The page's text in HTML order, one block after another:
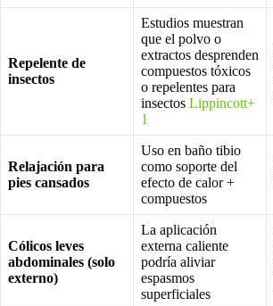
Repelente de
insectos
Estudios muestran
que el polvo o
extractos desprenden
compuestos tóxicos
o repelentes para
insectos Lippincott+
1
Relajación para
pies cansados
Uso en baño tibio
como soporte del
efecto de calor +
compuestos
Cólicos leves
abdominales (solo
externo)
La aplicación
externa caliente
podría aliviar
espasmos
superficiales